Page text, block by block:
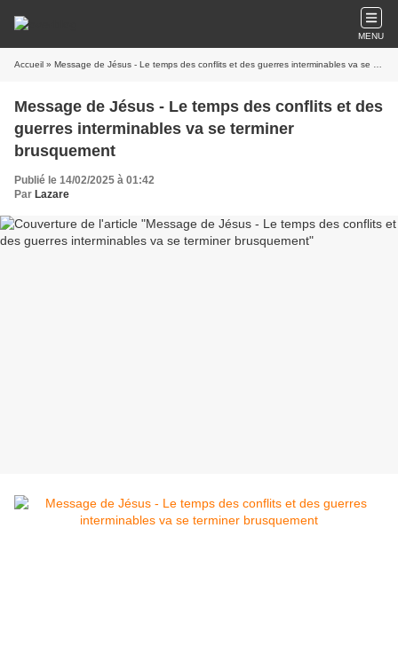
MENU
Accueil » Message de Jésus - Le temps des conflits et des guerres interminables va se terminer brusquement
Message de Jésus - Le temps des conflits et des
guerres interminables va se terminer
brusquement
Publié le 14/02/2025 à 01:42
Par Lazare